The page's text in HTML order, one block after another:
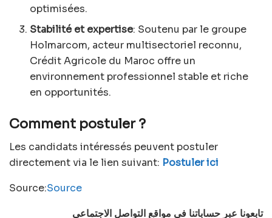
optimisées.
Stabilité et expertise: Soutenu par le groupe
Holmarcom, acteur multisectoriel reconnu,
Crédit Agricole du Maroc offre un
environnement professionnel stable et riche
en opportunités.
Comment postuler ?
Les candidats intéressés peuvent postuler
directement via le lien suivant: Postuler ici
Source:Source
تابعونا عبر حساباتنا في مواقع التواصل الاجتماعي